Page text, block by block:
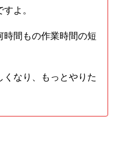
よ。
時間もの作業時間の短
なり、もっとやりた